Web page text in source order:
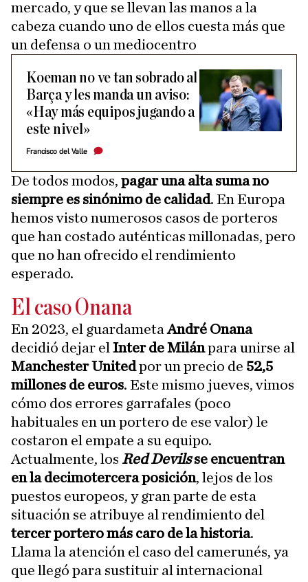
mercado, y que se llevan las manos a la
cabeza cuando uno de ellos cuesta más que
un defensa o un mediocentro
Koeman no ve tan sobrado al
Barça y les manda un aviso:
«Hay más equipos jugando a
este nivel»
Francisco del Valle
De todos modos, pagar una alta suma no
siempre es sinónimo de calidad. En Europa
hemos visto numerosos casos de porteros
que han costado auténticas millonadas, pero
que no han ofrecido el rendimiento
esperado.
El caso Onana
En 2023, el guardametaAndré Onana
decidió dejar el Inter de Milánpara unirse al
Manchester Unitedpor un precio de 52,5
millones de euros. Este mismo jueves, vimos
cómo dos errores garrafales (poco
habituales en un portero de ese valor) le
costaron el empate a su equipo.
Actualmente, los Red Devilsse encuentran
en la decimotercera posición, lejos de los
puestos europeos, y gran parte de esta
situación se atribuye al rendimiento del
tercer portero más caro de la historia.
Llama la atención el caso del camerunés, ya
que llegó para sustituir al internacional